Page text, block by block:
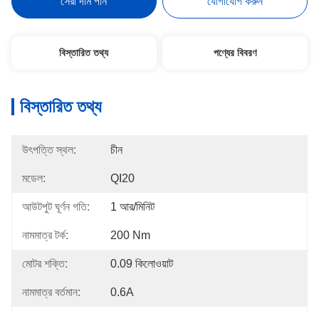
বিস্তারিত তথ্য পণ্যের বিবরণ
বিস্তারিত তথ্য
উৎপত্তি স্থল: চীন
মডেল: QI20
আউটপুট ঘূর্ণন গতি: 1 আর/মিনিট
নামমাত্র টর্ক: 200 Nm
মোটর শক্তি: 0.09 কিলোওয়াট
নামমাত্র বর্তমান: 0.6A